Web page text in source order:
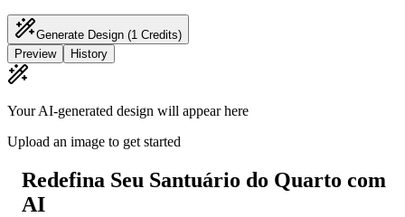
Generate Design (1 Credits)
Preview
History
Your AI-generated design will appear here
Upload an image to get started
Redefina Seu Santuário do Quarto com
AI